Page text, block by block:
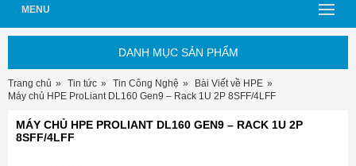
MENU
DANH MỤC SẢN PHẨM
Trang chủ Tin tức Tin Công Nghệ
Bài Viết về HPE
Máy chủ HPE ProLiant DL160 Gen9 – Rack 1U 2P 8SFF/4LFF
MÁY CHỦ HPE PROLIANT DL160 GEN9 – RACK 1U 2P
8SFF/4LFF